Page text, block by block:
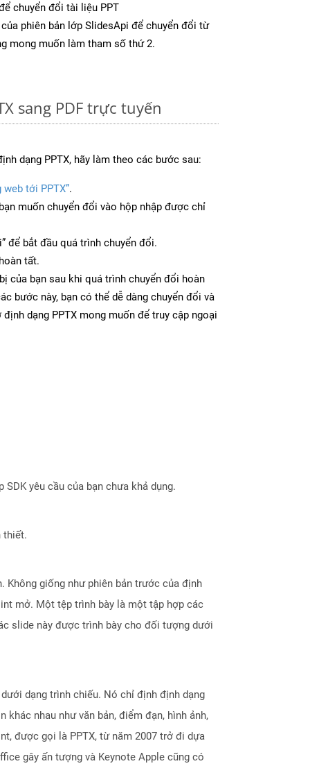
chuyển đổi tài liệu PPT
của phiên bản lớp SlidesApi để chuyển đổi từ
mong muốn làm tham số thứ 2.
sang PDF trực tuyến
dạng PPTX, hãy làm theo các bước sau:
web tới PPTX”.
muốn chuyển đổi vào hộp nhập được chỉ
để bắt đầu quá trình chuyển đổi.
tất.
của bạn sau khi quá trình chuyển đổi hoàn
bước này, bạn có thể dễ dàng chuyển đổi và
dạng PPTX mong muốn để truy cập ngoại
yêu cầu của bạn chưa khả dụng.
thiết.
giống như phiên bản trước của định
mở. Một tệp trình bày là một tập hợp các
slide này được trình bày cho đối tượng dưới
dạng trình chiếu. Nó chỉ định định dạng
nhau như văn bản, điểm đạn, hình ảnh,
được gọi là PPTX, từ năm 2007 trở đi dựa
gây ấn tượng và Keynote Apple cũng có